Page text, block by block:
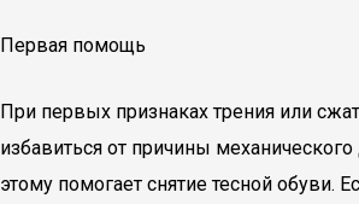
Первая помощь
При первых признаках трения или
избавиться от причины
этому помогает снятие тесной обуви.